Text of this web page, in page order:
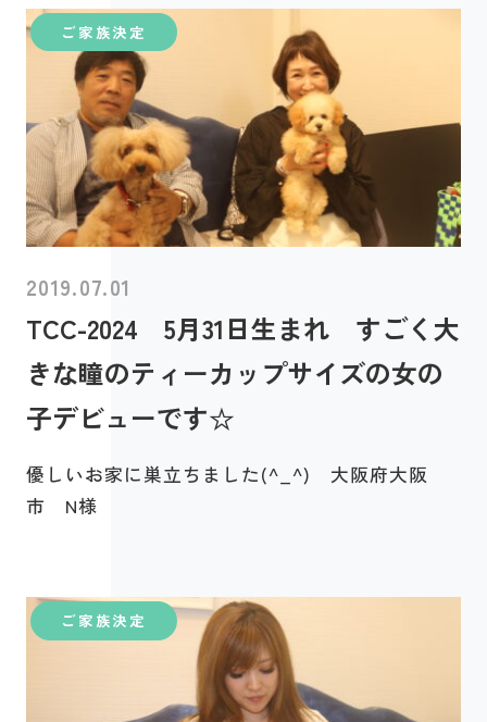
ご家族決定
2019.07.01
TCC-2024 5月31日生まれ すごく大
きな瞳のティーカップサイズの女の
子デビューです☆
優しいお家に巣立ちました(^_^) 大阪府大阪
市 N様
ご家族決定